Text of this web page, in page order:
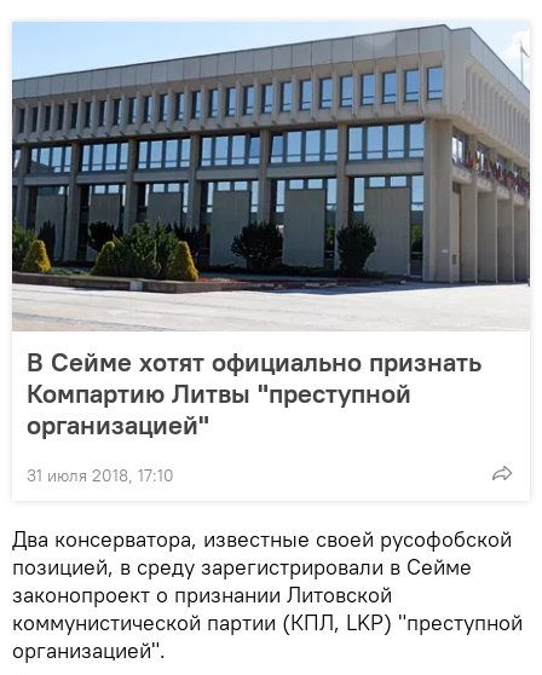
В Сейме хотят официально признать
Компартию Литвы "преступной
организацией"
31 июля 2018, 17:10
Два консерватора, известные своей русофобской
позицией, в среду зарегистрировали в Сейме
законопроект о признании Литовской
коммунистической партии (КПЛ, LKP) "преступной
организацией".